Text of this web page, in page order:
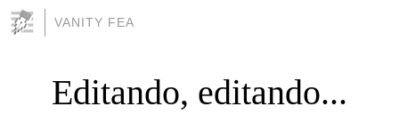
VANITY FEA
Editando, editando...